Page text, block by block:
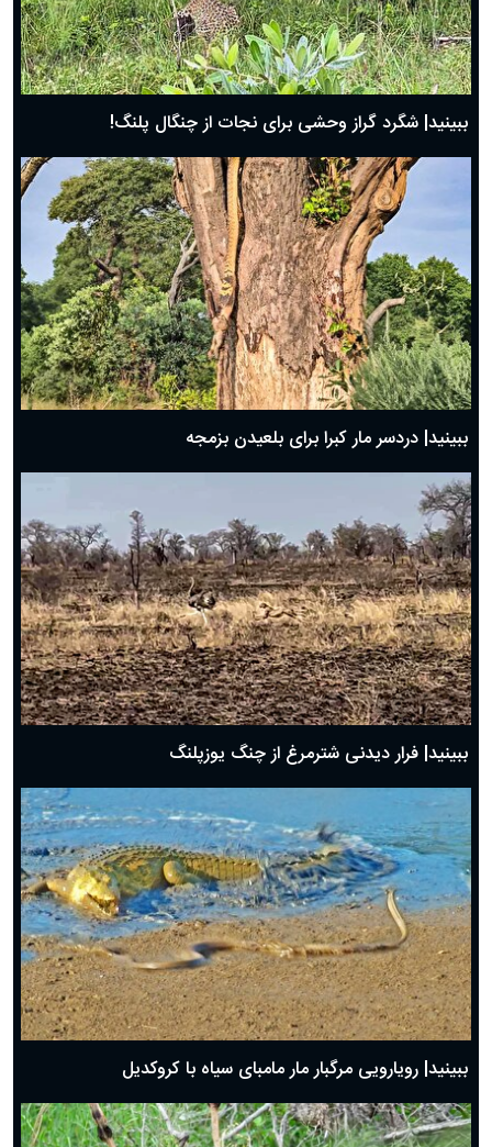
ببینید| شگرد گراز وحشی برای نجات از چنگال پلنگ!
ببینید| دردسر مار کبرا برای بلعیدن بزمجه
ببینید| فرار دیدنی شترمرغ از چنگ یوزپلنگ
ببینید| رویارویی مرگبار مار مامبای سیاه با کروکدیل